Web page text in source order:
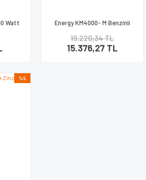
Watt
Energy KM4000- M Benzinli
19.220,34 TL
15.376,27 TL
%5